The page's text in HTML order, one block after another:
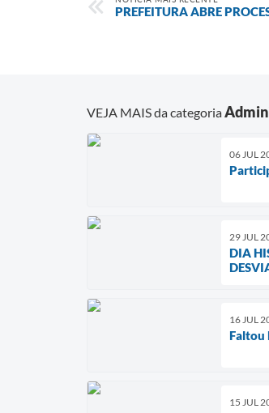
PREFEITURA ABRE
VEJA MAIS da categoria
06 JUL
29 JUL
DIA
16 JUL
Faltou
15 JUL